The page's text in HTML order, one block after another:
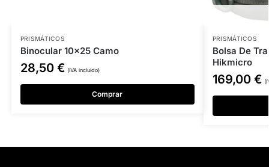
PRISMÁTICOS
Binocular 10×25 Camo
28,50 € (IVA incluido)
Comprar
PRISMÁTICOS
Bolsa De
Hikmicro
169,00 €